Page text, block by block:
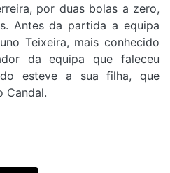
por duas bolas a zero,
Antes da partida a equipa
Teixeira, mais conhecido
da equipa que faleceu
esteve a sua filha, que
Candal.